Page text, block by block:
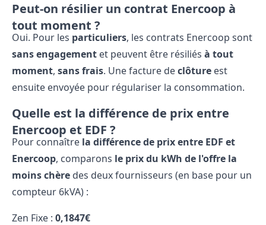
Peut-on résilier un contrat Enercoop à
tout moment ?
Oui. Pour les particuliers, les contrats Enercoop sont
sans engagement et peuvent être résiliés à tout
moment, sans frais. Une facture declôture est
ensuite envoyée pour régulariser la consommation.
Quelle est la différence de prix entre
Enercoop et EDF ?
Pour connaître la différence de prix entre EDF et
Enercoop, comparons le prix du kWh de l'offre la
moins chère des deux fournisseurs (en base pour un
compteur 6kVA) :
Zen Fixe : 0,1847€